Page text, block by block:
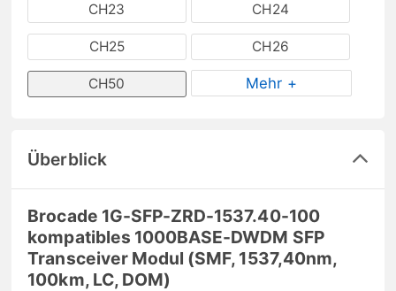
CH23 CH24
CH25 CH26
CH50 Mehr +
Überblick
Brocade 1G-SFP-ZRD-1537.40-100
kompatibles 1000BASE-DWDM SFP
Transceiver Modul (SMF, 1537,40nm,
100km, LC, DOM)